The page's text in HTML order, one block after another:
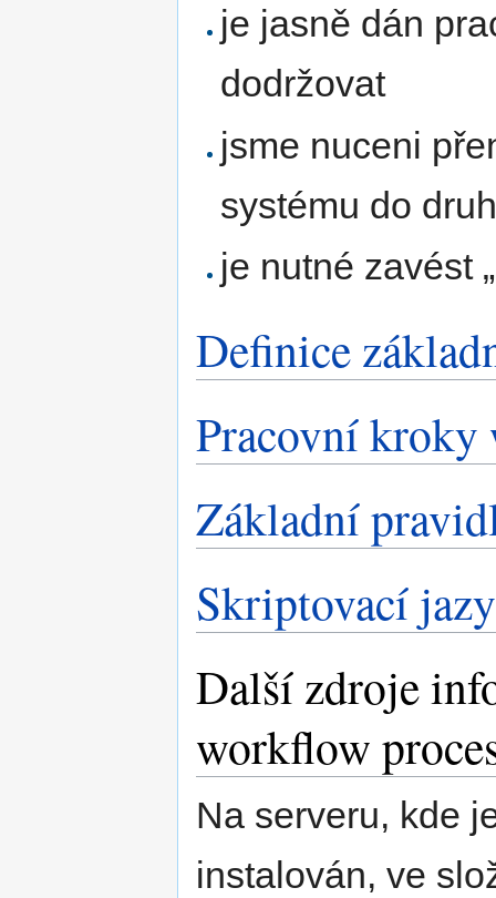
je jasně dán
dodržovat
jsme nuceni
systému do
je nutné zavést
Definice
Pracovní
Základní
Skriptovací
Další zdroje
workflow
Na serveru, kde
instalován, ve